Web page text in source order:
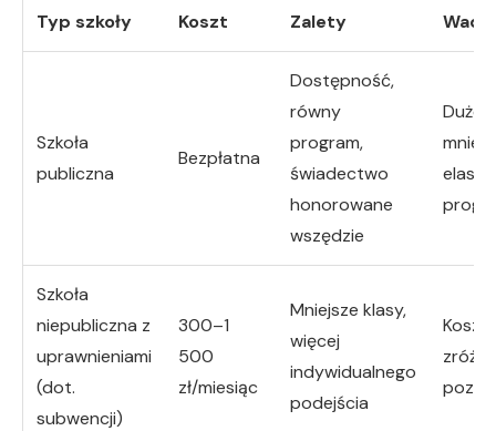
Typ szkoły Koszt Zalety Wady
Szkoła
publiczna
Bezpłatna
Dostępność,
równy
program,
świadectwo
honorowane
wszędzie
Duże
mniej
Szkoła
niepubliczna z
uprawnieniami
(dot.
subwencji)
300–1
500
zł/miesiąc
Mniejsze klasy,
więcej
indywidualnego
podejścia
Koszt,